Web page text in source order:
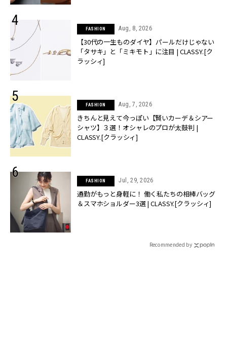
FASHION Aug, 8, 2026
【30代の一生ものダイヤ】パールだけじゃない
「タサキ」と「ミキモト」に注目 | CLASSY.[ク
ラッシィ]
FASHION Aug, 7, 2026
きちんと見えて今っぽい【賢いカーデ＆シアー
シャツ】３選！オシャレのプロが太鼓判 |
CLASSY.[クラッシィ]
FASHION Jul, 29, 2026
通勤がもっと身軽に！ 働く私たちの相棒バッグ
＆スマホショルダー3選 | CLASSY.[クラッシィ]
Recommended by